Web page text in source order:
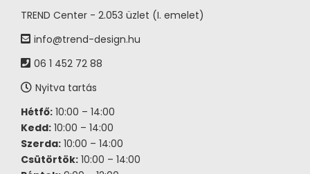
TREND Center - 2.053 üzlet (I. emelet)
info@trend-design.hu
06 1 452 72 88
Nyitva tartás
Hétfő: 10:00 – 14:00
Kedd: 10:00 – 14:00
Szerda: 10:00 – 14:00
Csütörtök: 10:00 – 14:00